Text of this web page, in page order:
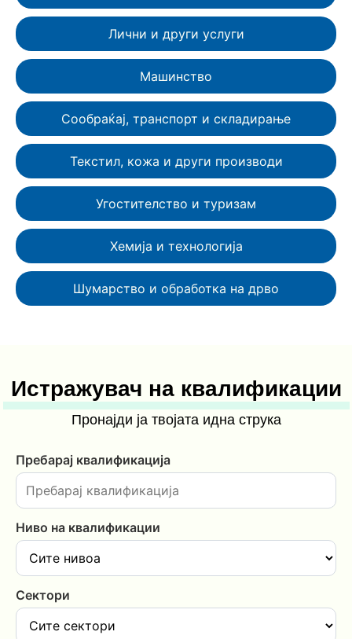
Лични и други услуги
Машинство
Сообраќај, транспорт и складирање
Текстил, кожа и други производи
Угостителство и туризам
Хемија и технологија
Шумарство и обработка на дрво
Истражувач на квалификации
Пронајди ја твојата идна струка
Пребарај квалификација
Ниво на квалификации
Сектори